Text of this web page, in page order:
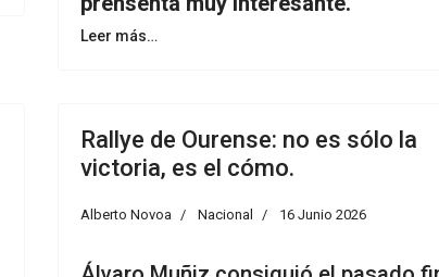
Leer más…
Rallye de Ourense: no es sólo la
victoria, es el cómo.
Alberto Novoa Nacional 16 Junio 2026